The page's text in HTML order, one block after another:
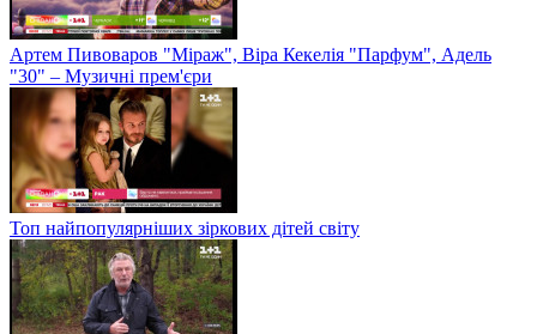
Артем Пивоваров "Міраж", Віра Кекелія "Парфум", Адель
"30" – Музичні прем'єри
Топ найпопулярніших зіркових дітей світу